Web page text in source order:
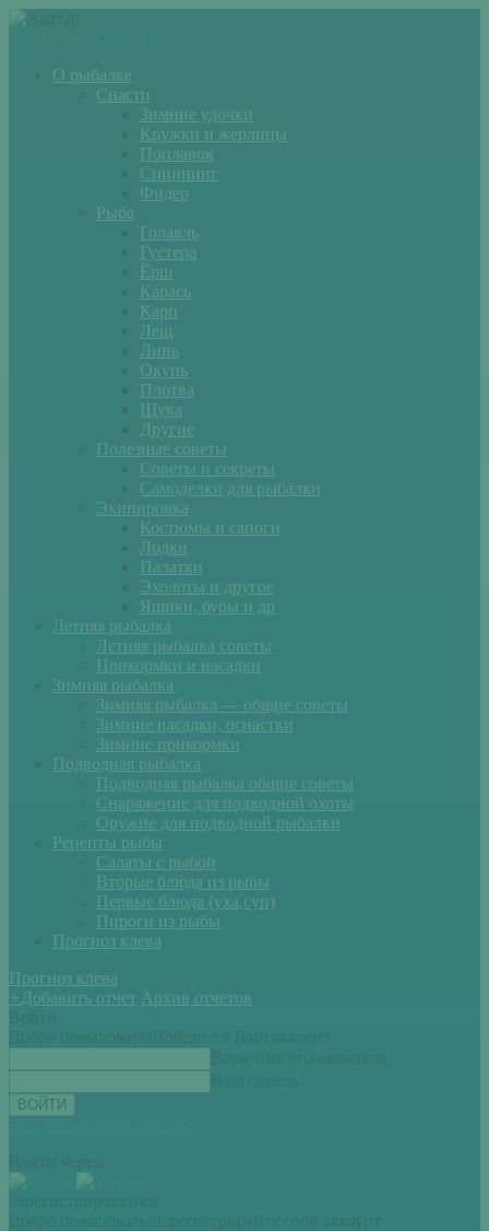
О рыбалке
Снасти
Зимние удочки
Кружки и жерлицы
Поплавок
Спиннинг
Фидер
Рыба
Голавль
Густера
Ёрш
Карась
Карп
Лещ
Линь
Окунь
Плотва
Щука
Другие
Полезные советы
Советы и секреты
Самоделки для рыбалки
Экипировка
Костюмы и сапоги
Лодки
Палатки
Эхолоты и другое
Ящики, буры и др
Летняя рыбалка
Летняя рыбалка советы
Прикормки и насадки
Зимняя рыбалка
Зимняя рыбалка — общие советы
Зимние насадки, оснастки
Зимние прикормки
Подводная рыбалка
Подводная рыбалка общие советы
Снаряжение для подводной охоты
Оружие для подводной рыбалки
Рецепты рыбы
Салаты с рыбой
Вторые блюда из рыбы
Первые блюда (уха,суп)
Пироги из рыбы
Прогноз клева
Прогноз клева
+ Добавить отчет Архив отчетов
Войти
Добро пожаловать! Войдите в Ваш аккаунт
Ваше имя пользователя
Ваш пароль
Войти через:
Зарегистрироваться
Добро пожаловать! Зарегистрируйте свой аккаунт